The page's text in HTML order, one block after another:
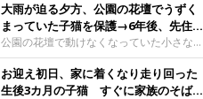
大雨が迫る夕方、公園の花壇でうずく
まっていた子猫を保護→6年後、先住猫
と“姉妹”のような関係に
公園の花壇で動けなくなっていた小さな子
猫。家族に迎えられてから6年、先住猫と
の間には深い絆が育まれていました。保護
当時のティダちゃん。
お迎え初日、家に着くなり走り回った
生後3カ月の子猫 すぐに家族のそばで